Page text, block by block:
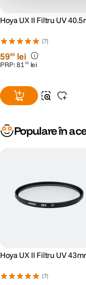
Hoya UX II Filtru UV
(7)
5999 lei
PRP:81 00 lei
Populare în
Hoya UX II Filtru UV
(7)